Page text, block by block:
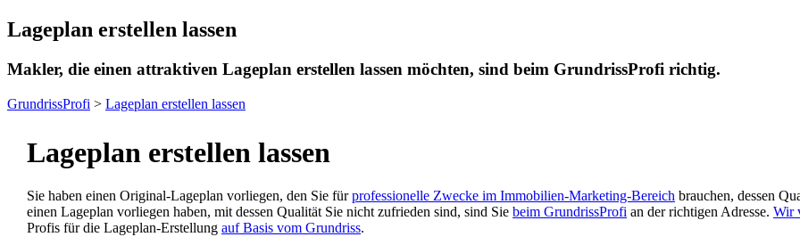
Lageplan erstellen lassen
Makler, die einen attraktiven Lageplan erstellen lassen möchten, sind beim GrundrissProfi richtig.
GrundrissProfi > Lageplan erstellen lassen
Lageplan erstellen lassen
Sie haben einen Original-Lageplan vorliegen, den Sie fürprofessionelle Zwecke im Immobilien-Marketing-Bereich brauchen, dessen
einen Lageplan vorliegen haben, mit dessen Qualität Sie nicht zufrieden sind, sind Sie beim GrundrissProfi an der richtigen Adresse. Wir
Profis für die Lageplan-Erstellung auf Basis vom Grundriss.